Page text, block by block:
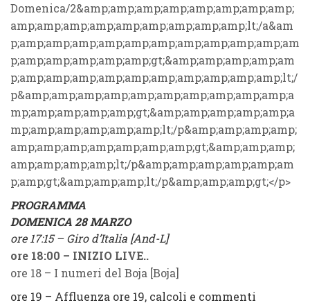
Domenica/2&amp;amp;amp;amp;amp;amp;amp;amp;
amp;amp;amp;amp;amp;amp;amp;amp;amp;lt;/a&am
p;amp;amp;amp;amp;amp;amp;amp;amp;amp;amp;am
p;amp;amp;amp;amp;amp;gt;&amp;amp;amp;amp;am
p;amp;amp;amp;amp;amp;amp;amp;amp;amp;amp;lt;/
p&amp;amp;amp;amp;amp;amp;amp;amp;amp;amp;a
mp;amp;amp;amp;amp;gt;&amp;amp;amp;amp;amp;a
mp;amp;amp;amp;amp;amp;lt;/p&amp;amp;amp;amp;
amp;amp;amp;amp;amp;amp;amp;gt;&amp;amp;amp;
amp;amp;amp;amp;lt;/p&amp;amp;amp;amp;amp;am
p;amp;gt;&amp;amp;amp;lt;/p&amp;amp;amp;gt;</p>
PROGRAMMA
DOMENICA 28 MARZO
ore 17:15–Giro d’Italia [And-L]
ore 18:00 – INIZIO LIVE..
ore 18 – I numeri del Boja [Boja]
ore 19 – Affluenza ore 19, calcoli e commenti